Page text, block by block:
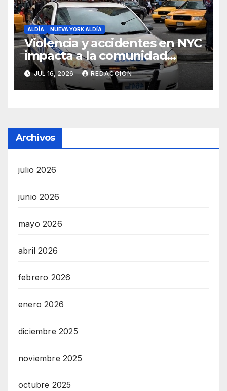
ALDÍA NUEVA YORK ALDÍA
Violencia y accidentes en NYC
impacta a la comunidad
dominicana
JUL 16, 2026 REDACCION
Archivos
julio 2026
junio 2026
mayo 2026
abril 2026
febrero 2026
enero 2026
diciembre 2025
noviembre 2025
octubre 2025